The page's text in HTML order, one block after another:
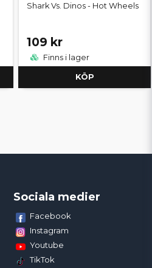
Shark Vs. Dinos - Hot Wheels
109 kr
Finns i lager
KÖP
Sociala medier
Facebook
Instagram
Youtube
TikTok